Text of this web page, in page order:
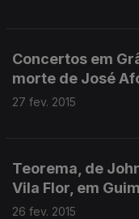
Concertos em
morte de José
27 fev. 2015
Teorema, de
Vila Flor, em
26 fev. 2015